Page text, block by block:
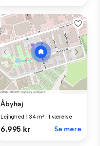
Åbyhøj
Lejlighed 34 m² 1 værelse
6.995 kr Se mere